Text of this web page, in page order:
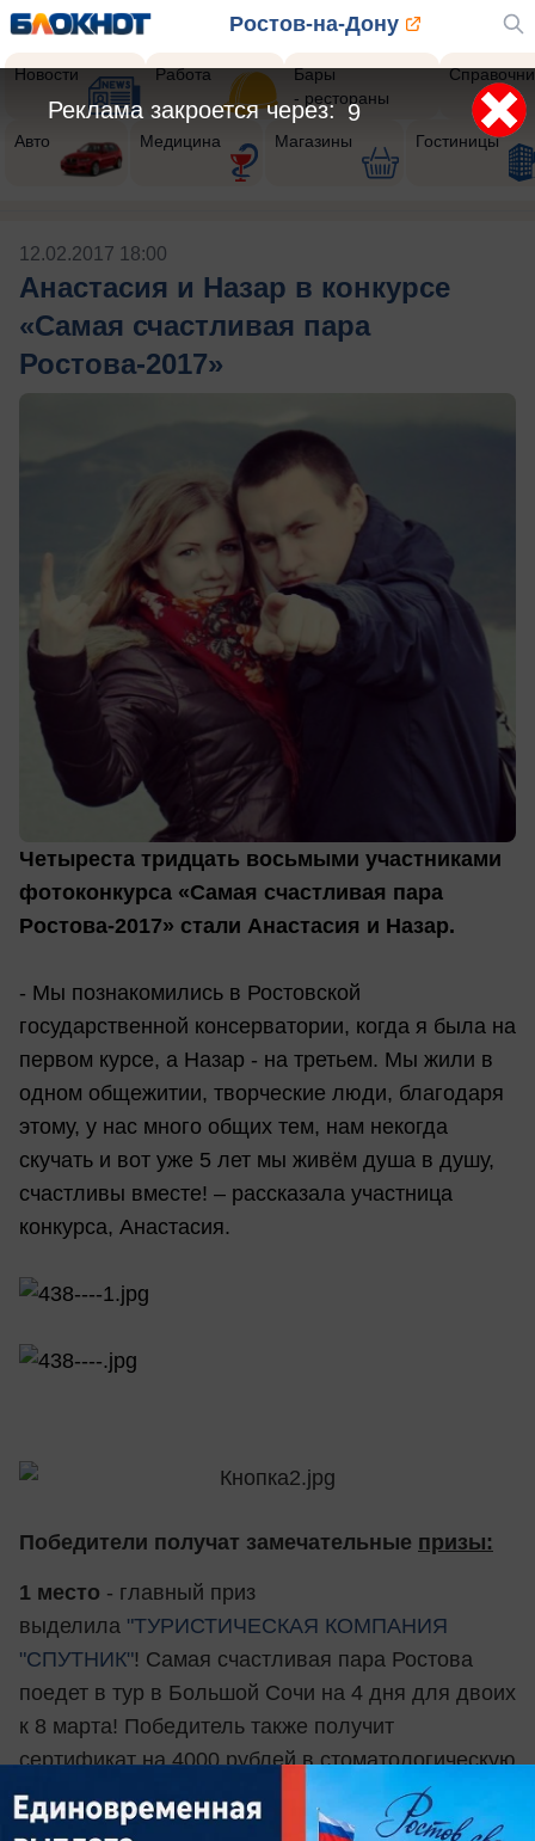
Ростов-на-Дону
Новости Работа
Бары
- рестораны
Авто Медицина Магазины Гостиницы
12.02.2017 18:00
Анастасия и Назар в конкурсе
«Самая счастливая пара
Ростова-2017»
Четыреста тридцать восьмыми участниками
фотоконкурса «Самая счастливая пара
Ростова-2017» стали Анастасия и Назар.
- Мы познакомились в Ростовской
государственной консерватории, когда я была на
первом курсе, а Назар - на третьем. Мы жили в
одном общежитии, творческие люди, благодаря
этому, у нас много общих тем, нам некогда
скучать и вот уже 5 лет мы живём душа в душу,
счастливы вместе! – рассказала участница
конкурса, Анастасия.
Победители получат замечательные призы:
1 место - главный приз
выделила "ТУРИСТИЧЕСКАЯ КОМПАНИЯ
"СПУТНИК"! Самая счастливая пара Ростова
поедет в тур в Большой Сочи на 4 дня для двоих
к 8 марта! Победитель также получит
сертификат на 4000 рублей в стоматологическую
клинику
, сертификат на посещение
аква-зоны"Greenwich-park"
и "Медовый месяц
9
Реклама закроется через: